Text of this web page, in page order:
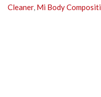
Cleaner, Mi Body